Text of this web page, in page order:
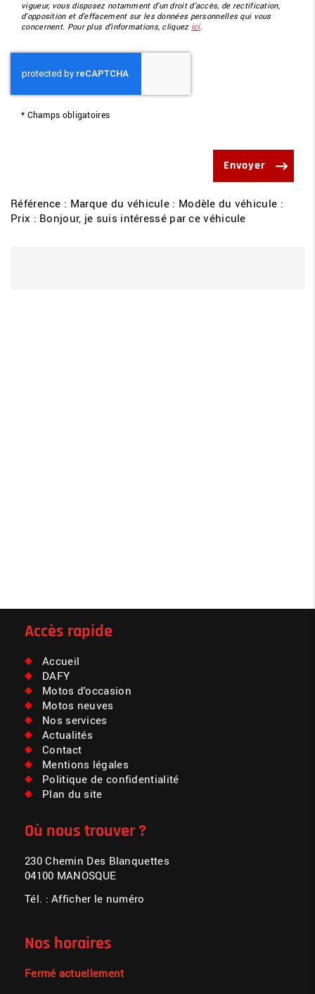
vigueur, vous disposez notamment d'un droit d'accès, de rectification,
d'opposition et d'effacement sur les données personnelles qui vous
concernent. Pour plus d’informations, cliquez ici.
* Champs obligatoires
Référence : Marque du véhicule : Modèle du véhicule :
Prix : Bonjour, je suis intéressé par ce véhicule
Accès rapide
Accueil
DAFY
Motos d'occasion
Motos neuves
Nos services
Actualités
Contact
Mentions légales
Politique de confidentialité
Plan du site
Où nous trouver ?
230 Chemin Des Blanquettes
04100 MANOSQUE
Tél. :Afficher le numéro
Nos horaires
Fermé actuellement